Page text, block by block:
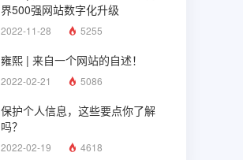
界500强网站数字化升级
2022-11-28 5255
雍熙 | 来自一个网站的自述！
2022-02-21 5086
保护个人信息，这些要点你了解
吗？
2022-02-19 4618